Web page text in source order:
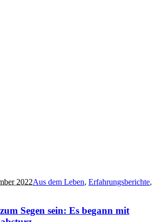
2022Aus dem Leben, Erfahrungsberichte,
Segen sein: Es begann mit